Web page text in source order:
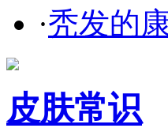
·秃发的
皮肤常识